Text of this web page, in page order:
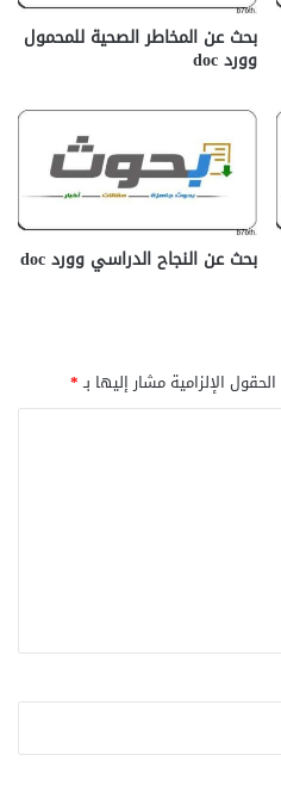
بحث عن المخاطر الصحية للمحمول
وورد doc
بحث عن النجاح الدراسي وورد doc
الحقول الإلزامية مشار إليها بـ*